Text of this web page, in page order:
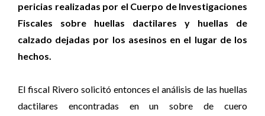
pericias realizadas por el Cuerpo de Investigaciones
Fiscales sobre huellas dactilares y huellas de
calzado dejadas por los asesinos en el lugar de los
hechos.
El fiscal Rivero solicitó entonces el análisis de las huellas
dactilares encontradas en un sobre de cuero